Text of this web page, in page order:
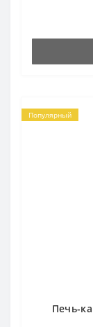
Популярный
Печь-